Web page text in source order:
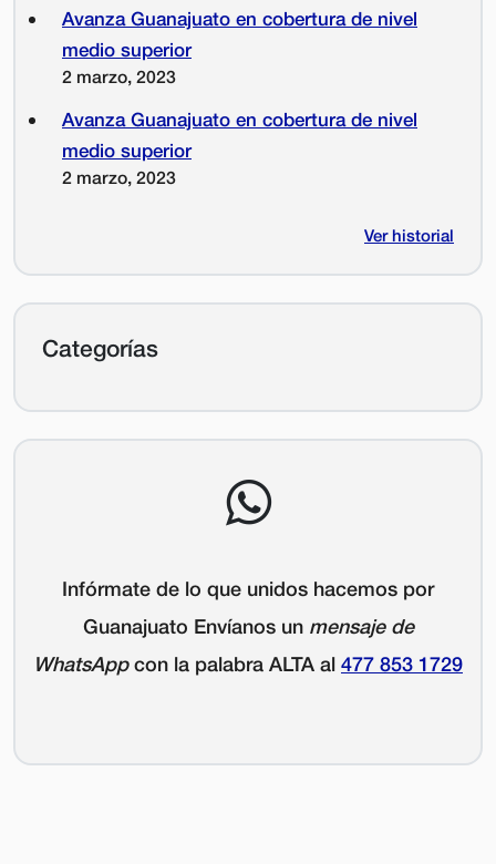
Avanza Guanajuato en cobertura de nivel
medio superior
2 marzo, 2023
Avanza Guanajuato en cobertura de nivel
medio superior
2 marzo, 2023
Ver historial
Categorías
Infórmate de lo que unidos hacemos por
Guanajuato Envíanos un mensaje de
WhatsAppcon la palabra ALTA al 477 853 1729